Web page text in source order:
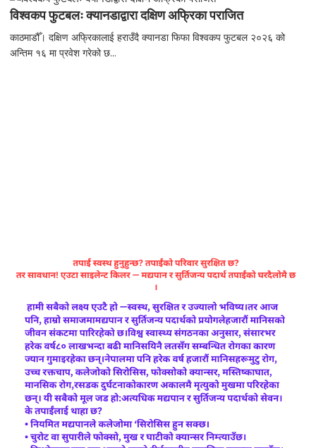
विश्वकप फुटबलः क्यानडाद्वारा दक्षिण अफ्रिका पराजित
काठमाडौँ। दक्षिण अफ्रिकालाई हराउँदै क्यानडा फिफा विश्वकप फुटबल २०२६ को
अन्तिम १६ मा प्रवेश गरेको छ...